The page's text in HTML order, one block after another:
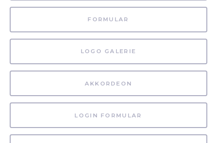
FORMULAR
LOGO GALERIE
AKKORDEON
LOGIN FORMULAR